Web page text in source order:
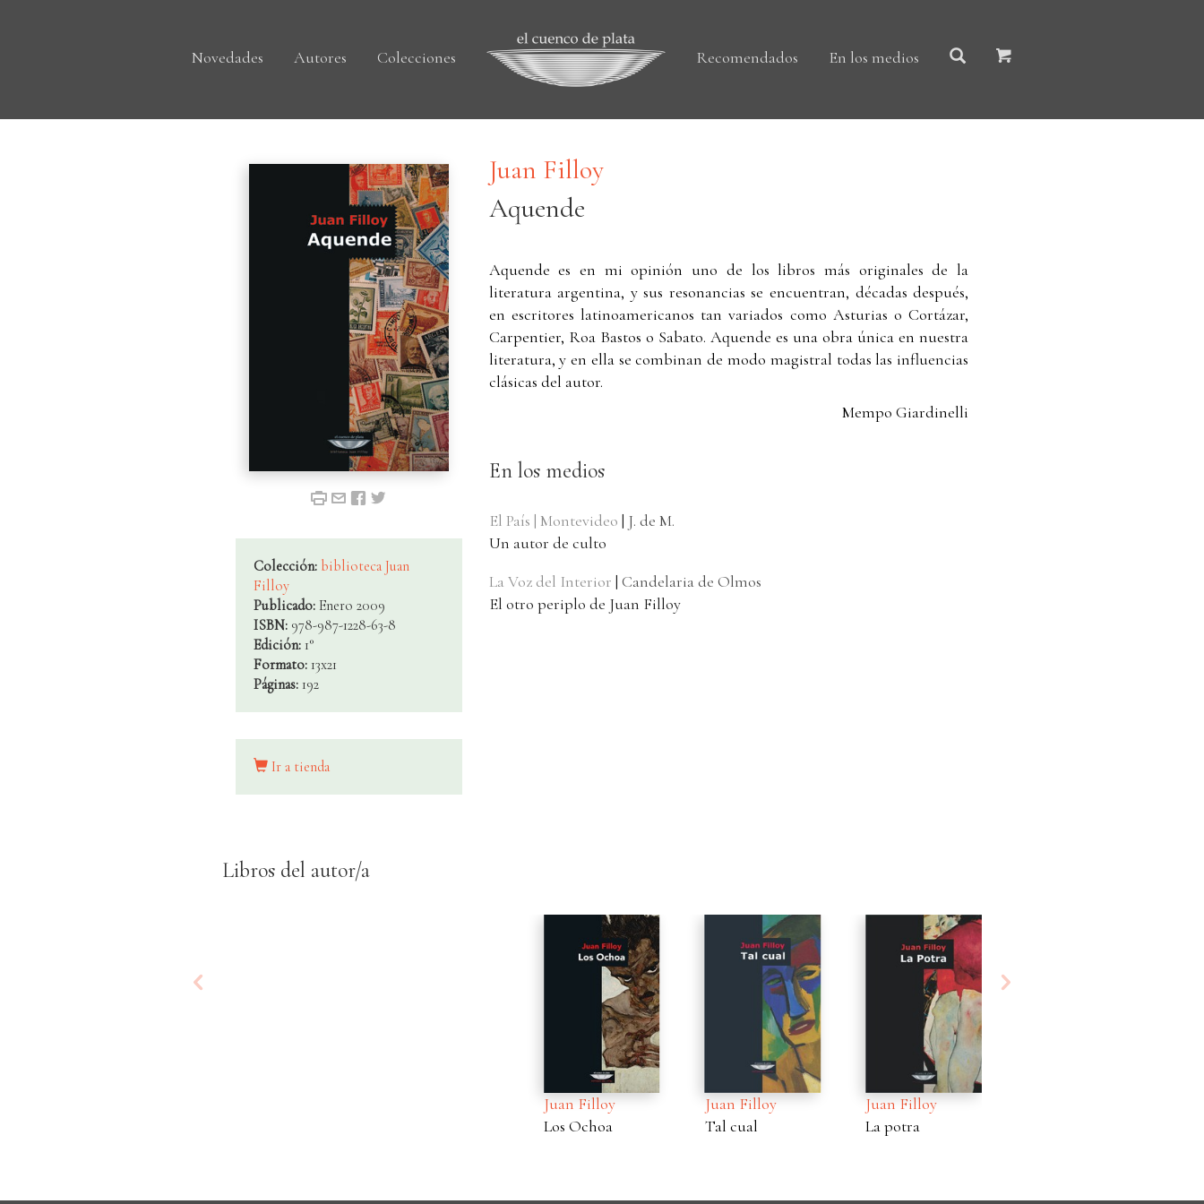
Novedades Autores Colecciones Recomendados En los medios
Colección: biblioteca Juan
Filloy
Publicado: Enero 2009
ISBN: 978-987-1228-63-8
Edición: 1°
Formato: 13x21
Páginas: 192
Ir a tienda
Juan Filloy
Aquende
Aquende es en mi opinión uno de los libros más originales de la
literatura argentina, y sus resonancias se encuentran, décadas después,
en escritores latinoamericanos tan variados como Asturias o Cortázar,
Carpentier, Roa Bastos o Sabato. Aquende es una obra única en nuestra
literatura, y en ella se combinan de modo magistral todas las influencias
clásicas del autor.
Mempo Giardinelli
En los medios
El País | Montevideo | J. de M.
Un autor de culto
La Voz del Interior | Candelaria de Olmos
El otro periplo de Juan Filloy
Libros del autor/a
Juan Filloy
Los Ochoa
Juan Filloy
Tal cual
Juan Filloy
La potra